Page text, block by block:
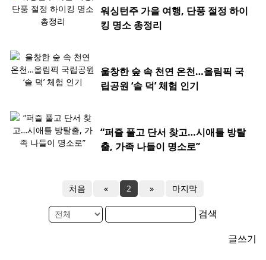
워싱턴주 가을 여행, 단풍 절정 하이
킹 명소 총정리
울창한 숲 속 천연 온천…올림픽 국
립공원 ‘솔 덕’ 체험 인기
“퍼즐 풀고 단서 찾고…시애틀 방탈
출, 가족 나들이 명소로”
처음 « 2 » 마지막
검색
글쓰기